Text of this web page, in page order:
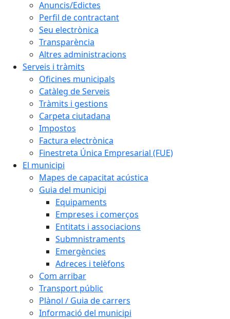
Anuncis/Edictes
Perfil de contractant
Seu electrònica
Transparència
Altres administracions
Serveis i tràmits
Oficines municipals
Catàleg de Serveis
Tràmits i gestions
Carpeta ciutadana
Impostos
Factura electrònica
Finestreta Única Empresarial (FUE)
El municipi
Mapes de capacitat acústica
Guia del municipi
Equipaments
Empreses i comerços
Entitats i associacions
Submnistraments
Emergències
Adreces i telèfons
Com arribar
Transport públic
Plànol / Guia de carrers
Informació del municipi